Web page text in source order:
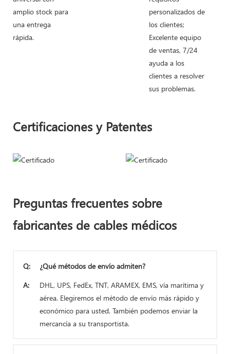
amplio stock para
una entrega
rápida.
personalizados de
los clientes;
Excelente equipo
de ventas, 7/24
ayuda a los
clientes a resolver
sus problemas.
Certificaciones y Patentes
Preguntas frecuentes sobre
fabricantes de cables médicos
Q:
¿Qué métodos de envío admiten?
A:
DHL, UPS, FedEx, TNT, ARAMEX, EMS, vía marítima y
aérea. Elegiremos el método de envío más rápido y
económico para usted. También podemos enviar la
mercancía a su transportista.